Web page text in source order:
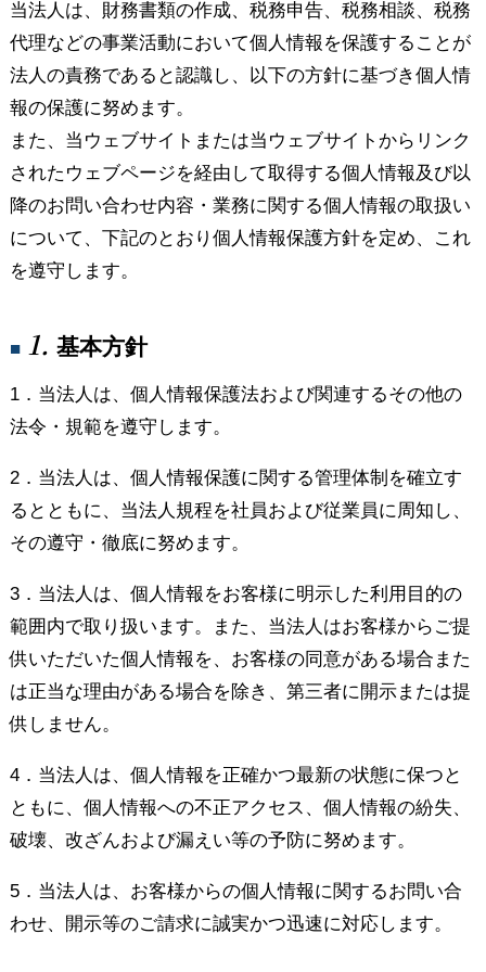
当法人は、財務書類の作成、税務申告、税務相談、税務
代理などの事業活動において個人情報を保護することが
法人の責務であると認識し、以下の方針に基づき個人情
報の保護に努めます。
また、当ウェブサイトまたは当ウェブサイトからリンク
されたウェブページを経由して取得する個人情報及び以
降のお問い合わせ内容・業務に関する個人情報の取扱い
について、下記のとおり個人情報保護方針を定め、これ
を遵守します。
■ 1. 基本方針
1．当法人は、個人情報保護法および関連するその他の
法令・規範を遵守します。
2．当法人は、個人情報保護に関する管理体制を確立す
るとともに、当法人規程を社員および従業員に周知し、
その遵守・徹底に努めます。
3．当法人は、個人情報をお客様に明示した利用目的の
範囲内で取り扱います。また、当法人はお客様からご提
供いただいた個人情報を、お客様の同意がある場合また
は正当な理由がある場合を除き、第三者に開示または提
供しません。
4．当法人は、個人情報を正確かつ最新の状態に保つと
ともに、個人情報への不正アクセス、個人情報の紛失、
破壊、改ざんおよび漏えい等の予防に努めます。
5．当法人は、お客様からの個人情報に関するお問い合
わせ、開示等のご請求に誠実かつ迅速に対応します。